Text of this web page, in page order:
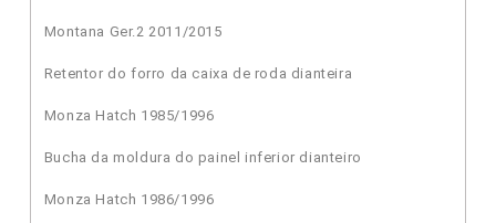
Montana Ger.2 2011/2015
Retentor do forro da caixa de roda dianteira
Monza Hatch 1985/1996
Bucha da moldura do painel inferior dianteiro
Monza Hatch 1986/1996